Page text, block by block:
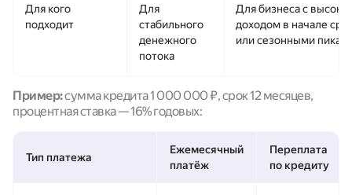
Для кого
подходит
Для
стабильного
денежного
потока
Для бизнеса с
доходом в начале
или сезонными
Пример:сумма кредита 1 000 000 ₽, срок 12 месяцев,
процентная ставка — 16% годовых:
Тип платежа
Ежемесячный
платёж
Переплата
по кредиту